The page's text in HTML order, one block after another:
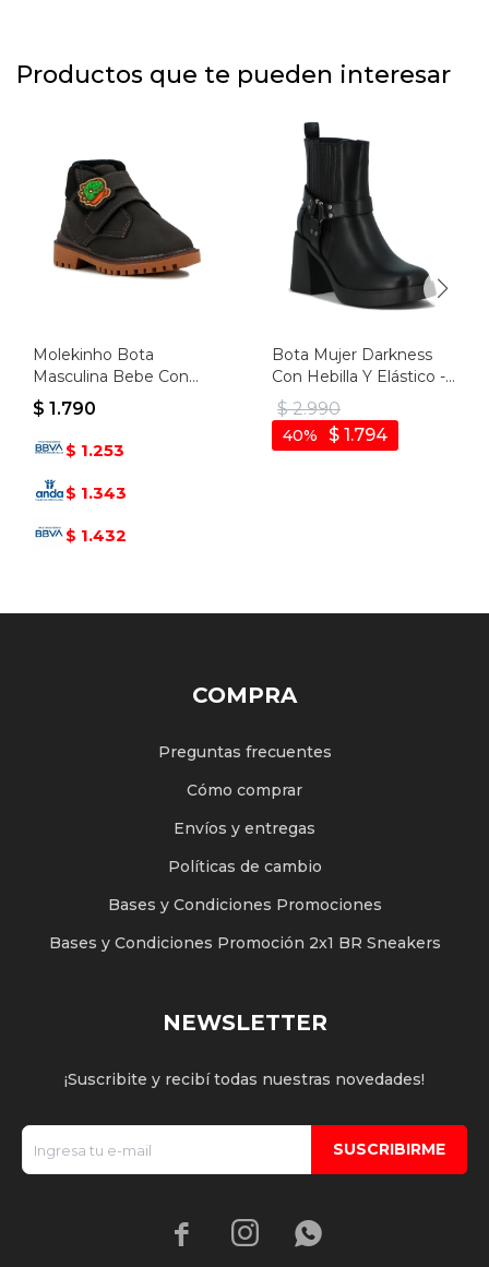
Productos que te pueden interesar
Molekinho Bota
Masculina Bebe Con
Velcro Y Detalle - Cafe-
negro
$ 1.790
$ 1.253
$ 1.343
$ 1.432
Bota Mujer Darkness
Con Hebilla Y Elástico -
Negro
$ 2.990
$ 1.794
40
COMPRA
Preguntas frecuentes
Cómo comprar
Envíos y entregas
Políticas de cambio
Bases y Condiciones Promociones
Bases y Condiciones Promoción 2x1 BR Sneakers
NEWSLETTER
¡Suscribite y recibí todas nuestras novedades!
SUSCRIBIRME
  